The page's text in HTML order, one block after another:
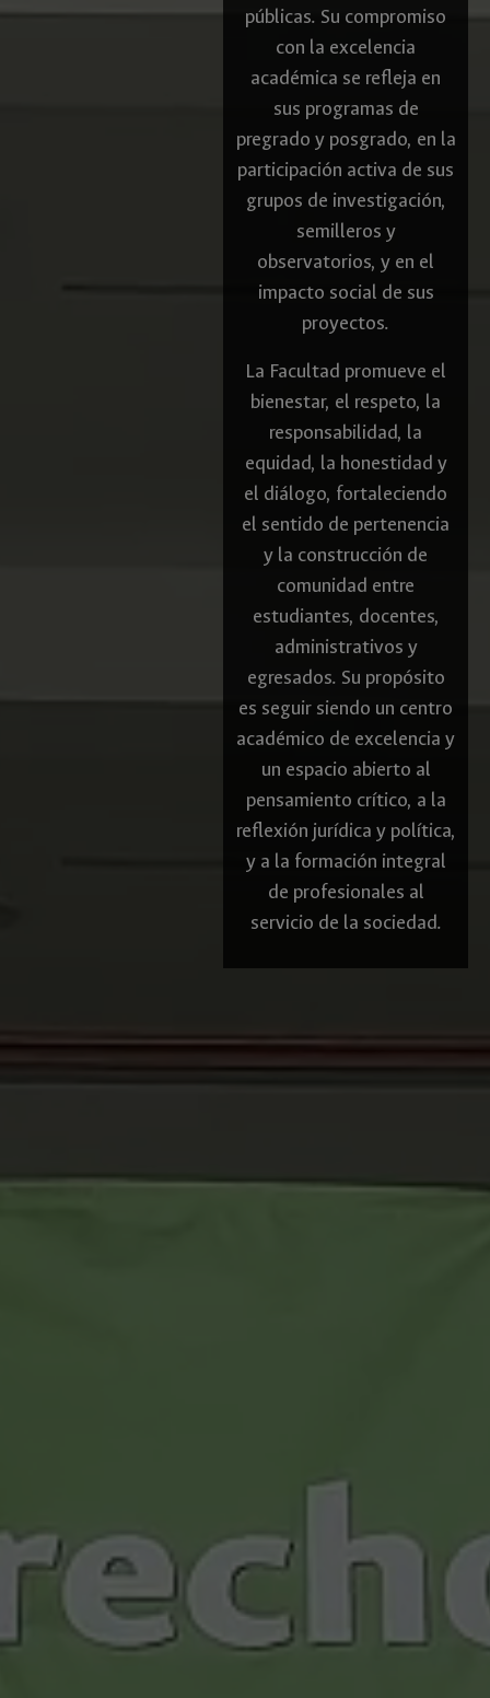
públicas. Su compromiso
con la excelencia
académica se refleja en
sus programas de
pregrado y posgrado, en la
participación activa de sus
grupos de investigación,
semilleros y
observatorios, y en el
impacto social de sus
proyectos.
La Facultad promueve el
bienestar, el respeto, la
responsabilidad, la
equidad, la honestidad y
el diálogo, fortaleciendo
el sentido de pertenencia
y la construcción de
comunidad entre
estudiantes, docentes,
administrativos y
egresados. Su propósito
es seguir siendo un centro
académico de excelencia y
un espacio abierto al
pensamiento crítico, a la
reflexión jurídica y política,
y a la formación integral
de profesionales al
servicio de la sociedad.